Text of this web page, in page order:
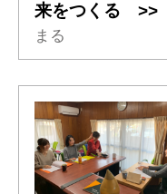
来をつくる >>
まる